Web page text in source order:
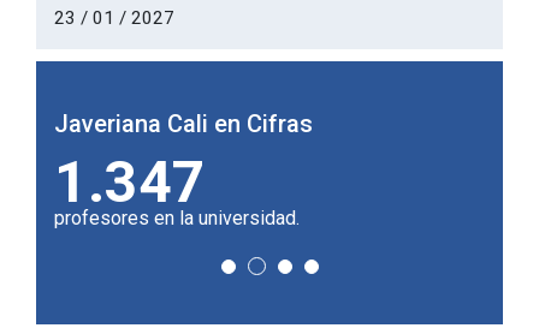
23 / 01 / 2027
Javeriana Cali en Cifras
1.347
profesores en la universidad.